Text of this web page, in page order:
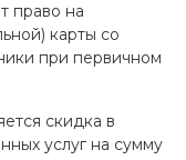
право на
карты со
при первичном
скидка в
услуг на сумму